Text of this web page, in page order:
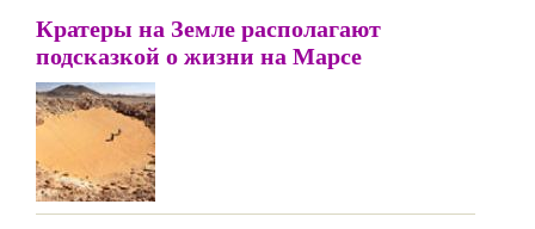
Кратеры на Земле располагают
подсказкой о жизни на Марсе